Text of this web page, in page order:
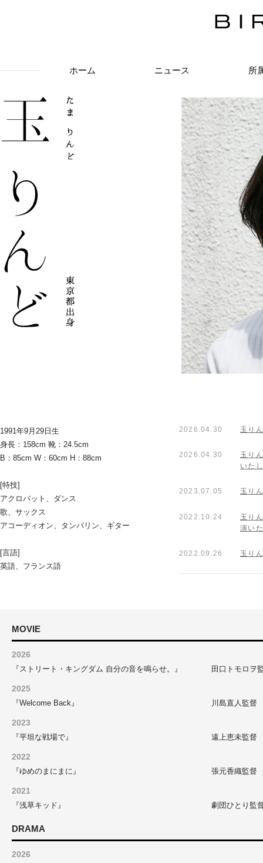
ホーム ニュース 所
1991年9月29日生
身長：158cm 靴：24.5cm
B：85cm W：60cm H：88cm
[特技]
アクロバット、ダンス
歌、サックス
アコーディオン、タンバリン、ギター
[言語]
英語、フランス語
2026.04.30 玉り
2026.04.30
玉り
いた
2023.07.05 玉り
2022.10.24
玉り
演い
2022.09.26 玉り
MOVIE
2026
『ストリート・キングダム 自分の音を鳴らせ。』 田口トモロヲ
2025
『Welcome Back』 川島直人監督
2023
『平坦な戦場で』 遠上恵未監督
2022
『ゆめのまにまに』 張元香織監督
2021
『浅草キッド』 劇団ひとり監
DRAMA
2026